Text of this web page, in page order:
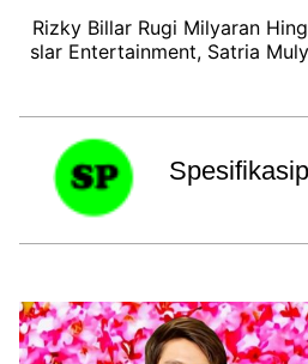
Rizky Billar Rugi Milyaran
slar Entertainment, Satria